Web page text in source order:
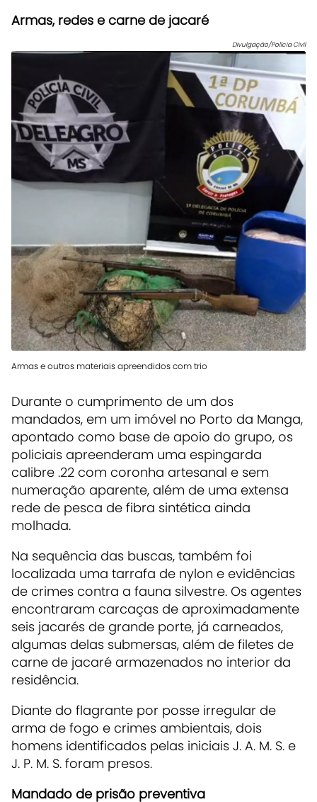
Armas, redes e carne de jacaré
Divulgação/Polícia Civil
Armas e outros materiais apreendidos com trio
Durante o cumprimento de um dos
mandados, em um imóvel no Porto da Manga,
apontado como base de apoio do grupo, os
policiais apreenderam uma espingarda
calibre .22 com coronha artesanal e sem
numeração aparente, além de uma extensa
rede de pesca de fibra sintética ainda
molhada.
Na sequência das buscas, também foi
localizada uma tarrafa de nylon e evidências
de crimes contra a fauna silvestre. Os agentes
encontraram carcaças de aproximadamente
seis jacarés de grande porte, já carneados,
algumas delas submersas, além de filetes de
carne de jacaré armazenados no interior da
residência.
Diante do flagrante por posse irregular de
arma de fogo e crimes ambientais, dois
homens identificados pelas iniciais J. A. M. S. e
J. P. M. S. foram presos.
Mandado de prisão preventiva